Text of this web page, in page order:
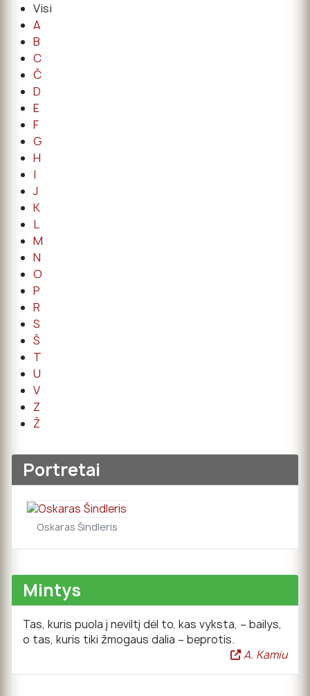
Visi
A
B
C
Č
D
E
F
G
H
I
J
K
L
M
N
O
P
R
S
Š
T
U
V
Z
Ž
Portretai
Oskaras Šindleris
Mintys
Tas, kuris puola į neviltį dėl to, kas vyksta, – bailys,
o tas, kuris tiki žmogaus dalia – beprotis.
A. Kamiu